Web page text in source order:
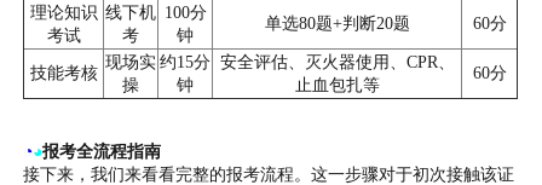
理论知识
考试
线下机
考
100分
钟
单选80题+判断20题 60分
技能考核
现场实
操
约15分
钟
安全评估、灭火器使用、CPR、
止血包扎等
60分
◔◕报考全流程指南
接下来，我们来看看完整的报考流程。这一步骤对于初次接触该证